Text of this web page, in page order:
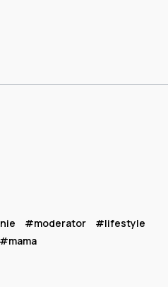
#moderator
#lifestyle
#mama